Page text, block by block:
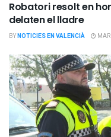
Robatori resolt en
delaten el lladre
BYNOTICIES EN VALENCIÀ